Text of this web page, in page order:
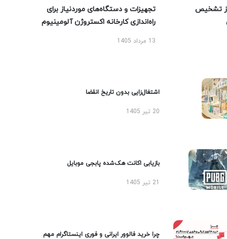
تشخیص
تجهیزات و دستگاه‌های موردنیاز برای
راه‌اندازی کارخانه اکستروژن آلومینیوم
13 مرداد 1405
اشتغال‌زایی بدون تاریخ انقضا
20 تیر 1405
بازیابی اکانت هک‌شده پابجی موبایل
چرا خرید فالوور ایرانی و فوری اینستاگرام مهم